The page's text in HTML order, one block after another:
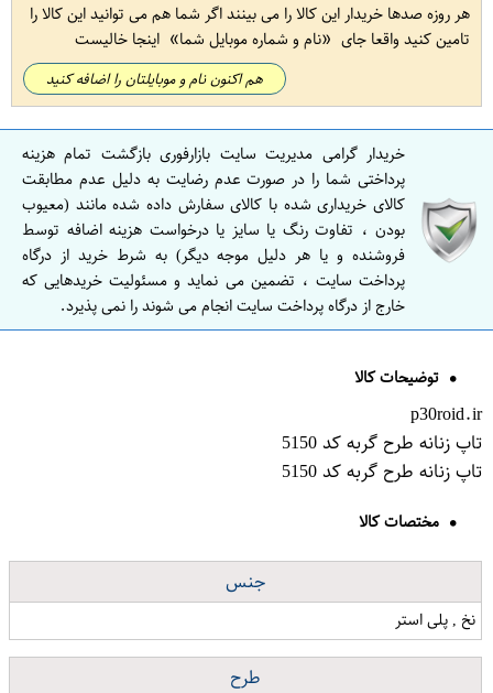
هر روزه صدها خریدار این کالا را می بینند اگر شما هم می توانید این کالا را
تامین کنید واقعا جای
نام و شماره موبایل شما اینجا خالیست
هم اکنون نام و موبایلتان را اضافه کنید
خریدار گرامی مدیریت سایت بازارفوری بازگشت تمام هزینه
پرداختی شما را در صورت عدم رضایت به دلیل عدم مطابقت
کالای خریداری شده با کالای سفارش داده شده مانند (معیوب
بودن ، تفاوت رنگ یا سایز یا درخواست هزینه اضافه توسط
فروشنده و یا هر دلیل موجه دیگر) به شرط خرید از درگاه
پرداخت سایت ، تضمین می نماید و مسئولیت خریدهایی که
خارج از درگاه پرداخت سایت انجام می شوند را نمی پذیرد.
توضیحات کالا
p30roid.ir
تاپ زنانه طرح گربه کد 5150
تاپ زنانه طرح گربه کد 5150
مختصات کالا
جنس
نخ , پلی استر
طرح